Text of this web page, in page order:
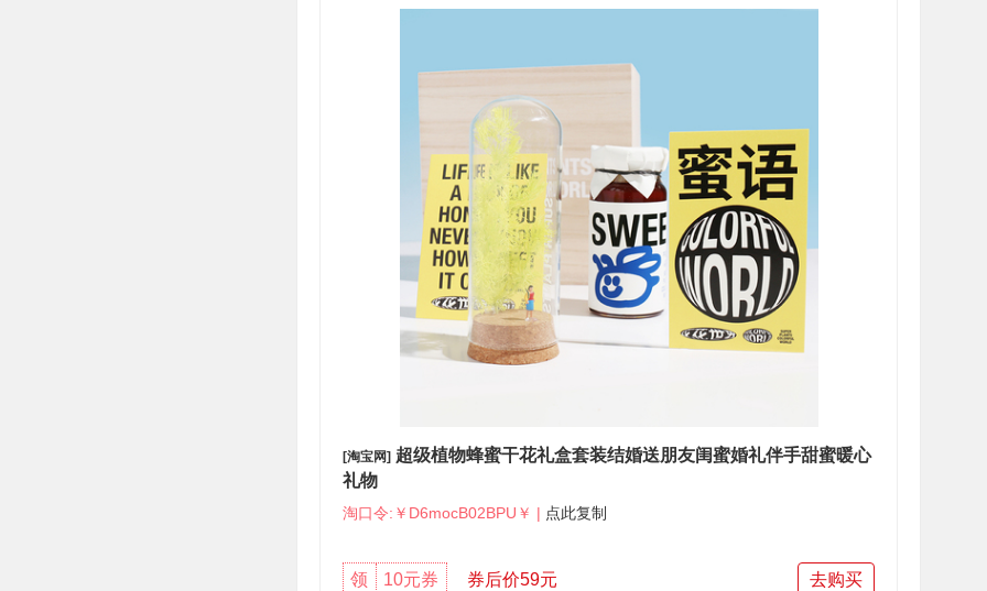
[淘宝网]超级植物蜂蜜干花礼盒套装结婚送朋友闺蜜婚礼伴手甜蜜暖心
礼物
淘口令:￥D6mocB02BPU￥ | 点此复制
领 10元券 券后价59元 去购买